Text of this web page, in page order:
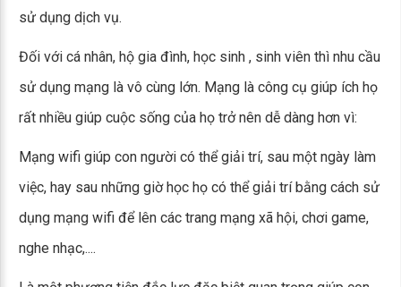
sử dụng dịch vụ.
Đối với cá nhân, hộ gia đình, học sinh , sinh viên thì nhu cầu
sử dụng mạng là vô cùng lớn. Mạng là công cụ giúp ích họ
rất nhiều giúp cuộc sống của họ trở nên dễ dàng hơn vì:
Mạng wifi giúp con người có thể giải trí, sau một ngày làm
việc, hay sau những giờ học họ có thể giải trí bằng cách sử
dụng mạng wifi để lên các trang mạng xã hội, chơi game,
nghe nhạc,....